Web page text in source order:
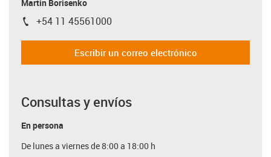
Martin Borisenko
igus-icon-phone
+54 11 45561000
Escribir un correo electrónico
Consultas y envíos
En persona
De lunes a viernes de 8:00 a 18:00 h